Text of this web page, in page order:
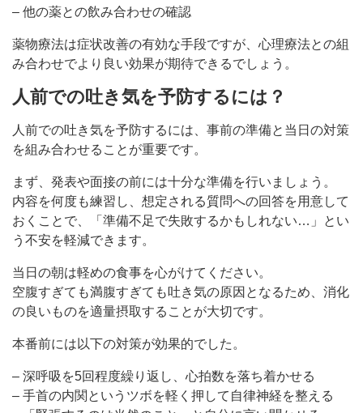
– 他の薬との飲み合わせの確認
薬物療法は症状改善の有効な手段ですが、心理療法との組
み合わせでより良い効果が期待できるでしょう。
人前での吐き気を予防するには？
人前での吐き気を予防するには、事前の準備と当日の対策
を組み合わせることが重要です。
まず、発表や面接の前には十分な準備を行いましょう。
内容を何度も練習し、想定される質問への回答を用意して
おくことで、「準備不足で失敗するかもしれない…」とい
う不安を軽減できます。
当日の朝は軽めの食事を心がけてください。
空腹すぎても満腹すぎても吐き気の原因となるため、消化
の良いものを適量摂取することが大切です。
本番前には以下の対策が効果的でした。
– 深呼吸を5回程度繰り返し、心拍数を落ち着かせる
– 手首の内関というツボを軽く押して自律神経を整える